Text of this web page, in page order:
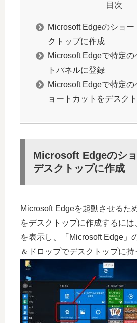
目次
Microsoft Edgeのショ
クトップに作成
Microsoft Edgeで特定
トパネルに登録
Microsoft Edgeで特定
ョートカットをデスク
Microsoft Edgeのシ
デスクトップに作成
Microsoft Edgeを起動させるた
をデスクトップに作成するに
を表示し、「Microsoft Edge」
＆ドロップでデスクトップに持